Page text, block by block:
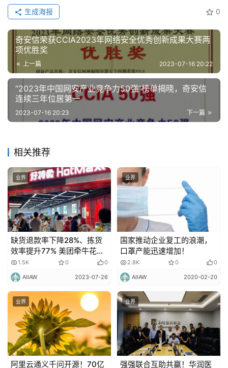
0
生成海报
奇安信荣获CCIA2023年网络安全优秀创新成果大赛两
项优胜奖
上一篇 2023-07-16 20:22
“2023年中国网安产业竞争力50强”榜单揭晓，奇安信
连续三年位居第一
下一篇
2023-07-16 20:23
相关推荐
业界
缺货退款率下降28%、拣货
效率提升77% 美团牵牛花助
力好特卖全渠道高效经营
1.5K 0 0
AIIAW 2023-07-26
业界
国家推动企业复工的浪潮，
口罩产能迅速增加！
2.8K 0 0
AIIAW 2020-02-20
业界
阿里云通义千问开源！70亿
业界
强强联合互助共赢！华润医